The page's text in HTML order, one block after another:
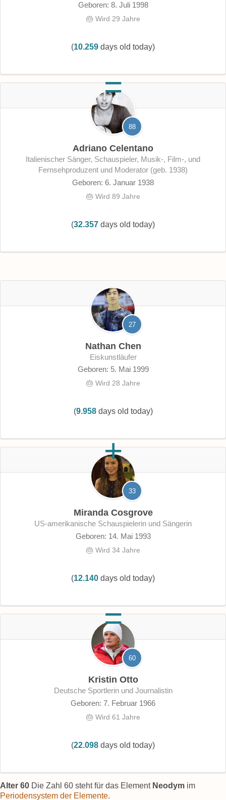
Geboren: 8. Juli 1998
🎂 Wird 29 Jahre
(10.259 days old today)
88
Adriano Celentano
italienischer Sänger, Schauspieler, Musik-, Film-, und
Fernsehproduzent und Moderator (geb. 1938)
Geboren: 6. Januar 1938
🎂 Wird 89 Jahre
(32.357 days old today)
27
Nathan Chen
Eiskunstläufer
Geboren: 5. Mai 1999
🎂 Wird 28 Jahre
(9.958days old today)
33
Miranda Cosgrove
US-amerikanische Schauspielerin und Sängerin
Geboren: 14. Mai 1993
🎂 Wird 34 Jahre
(12.140 days old today)
60
Kristin Otto
deutsche Sportlerin und Journalistin
Geboren: 7. Februar 1966
🎂 Wird 61 Jahre
(22.098 days old today)
Alter 60 Die Zahl 60 steht für das Element Neodym im
Periodensystem der Elemente.